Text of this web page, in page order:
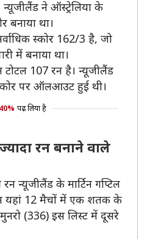
ने ऑस्ट्रेलिया के
बनाया था।
स्कोर 162/3 है, जो
में बनाया था।
टोटल 107 रन है। न्यूजीलैंड
पर ऑलआउट हुई थी।
40% पढ़ लिया है
रन बनाने वाले
न्यूजीलैंड के मार्टिन गप्टिल
यहां 12 मैचों में एक शतक के
(336) इस लिस्ट में दूसरे